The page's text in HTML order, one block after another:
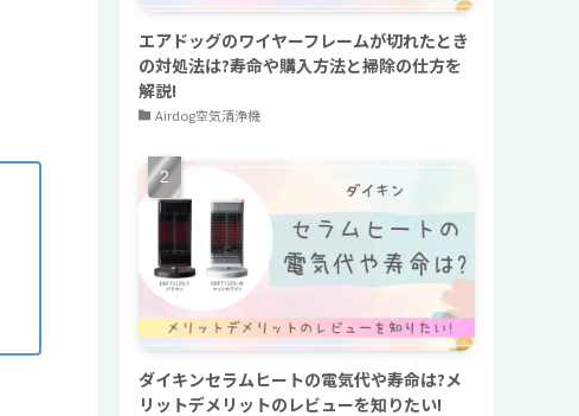
エアドッグのワイヤーフレームが切れたとき
の対処法は?寿命や購入方法と掃除の仕方を
解説!
Airdog空気清浄機
ダイキンセラムヒートの電気代や寿命は?メ
リットデメリットのレビューを知りたい!